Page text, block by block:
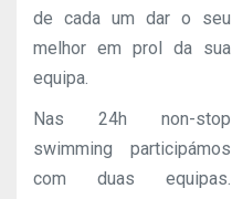
de cada um dar o seu
melhor em prol da sua
equipa.
Nas 24h non-stop
swimming participámos
com duas equipas.